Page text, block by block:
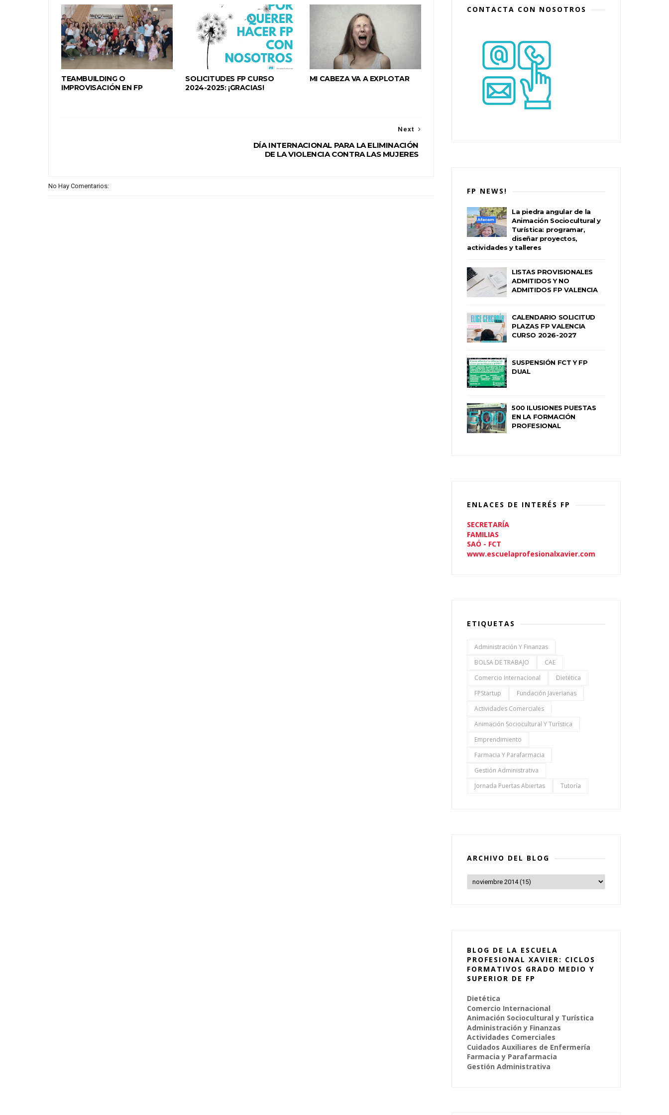
TEAMBUILDING O
IMPROVISACIÓN EN FP
SOLICITUDES FP CURSO
2024-2025: ¡GRACIAS!
MI CABEZA VA A EXPLOTAR
Next
DÍA INTERNACIONAL PARA LA ELIMINACIÓN
DE LA VIOLENCIA CONTRA LAS MUJERES
No Hay Comentarios:
CONTACTA CON NOSOTROS
FP NEWS!
La piedra angular de la
Animación Sociocultural y
Turística: programar,
diseñar proyectos,
actividades y talleres
LISTAS PROVISIONALES
ADMITIDOS Y NO
ADMITIDOS FP VALENCIA
CALENDARIO SOLICITUD
PLAZAS FP VALENCIA
CURSO 2026-2027
SUSPENSIÓN FCT Y FP
DUAL
500 ILUSIONES PUESTAS
EN LA FORMACIÓN
PROFESIONAL
ENLACES DE INTERÉS FP
SECRETARÍA
FAMILIAS
SAÓ - FCT
www.escuelaprofesionalxavier.com
ETIQUETAS
Administración Y Finanzas
BOLSA DE TRABAJO
CAE
Comercio Internacional
Dietética
FPStartup
Fundación Javerianas
Actividades Comerciales
Animación Sociocultural Y Turística
Emprendimiento
Farmacia Y Parafarmacia
Gestión Administrativa
Jornada Puertas Abiertas
Tutoría
ARCHIVO DEL BLOG
BLOG DE LA ESCUELA
PROFESIONAL XAVIER: CICLOS
FORMATIVOS GRADO MEDIO Y
SUPERIOR DE FP
Dietética
Comercio Internacional
Animación Sociocultural y Turística
Administración y Finanzas
Actividades Comerciales
Cuidados Auxiliares de Enfermería
Farmacia y Parafarmacia
Gestión Administrativa